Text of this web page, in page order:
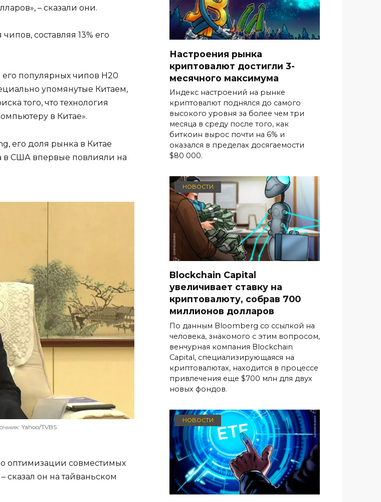
– сказали они.
составляя 13% его
популярных чипов H20
упомянутые Китаем,
того, что технология
в Китае».
его доля рынка в Китае
в США впервые повлияли на
Yahoo/TVBS
оптимизации совместимых
сказал он на тайваньском
Настроения рынка
криптовалют достигли 3-
месячного максимума
Индекс настроений на рынке
криптовалют поднялся до самого
высокого уровня за более чем три
месяца в среду после того, как
биткоин вырос почти на 6% и
оказался в пределах досягаемости
$80 000.
НОВОСТИ
Blockchain Capital
увеличивает ставку на
криптовалюту, собрав 700
миллионов долларов
По данным Bloomberg со ссылкой на
человека, знакомого с этим вопросом,
венчурная компания Blockchain
Capital, специализирующаяся на
криптовалютах, находится в процессе
привлечения еще $700 млн для двух
новых фондов.
НОВОСТИ